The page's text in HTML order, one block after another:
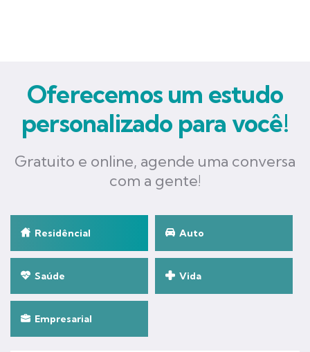
Oferecemos um estudo
personalizado para você!
Gratuito e online, agende uma conversa
com a gente!
Residêncial Auto
Saúde Vida
Empresarial